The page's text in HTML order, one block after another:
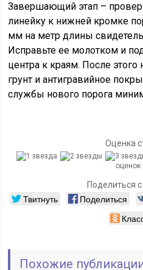
Завершающий этап –
линейку к нижней кромке
мм на метр длины
Исправьте ее молотком и
центра к краям. После
грунт и антигравийное
службы нового порога
Оценка
оценок
Поделиться
Твитнуть Поделиться
Похожие